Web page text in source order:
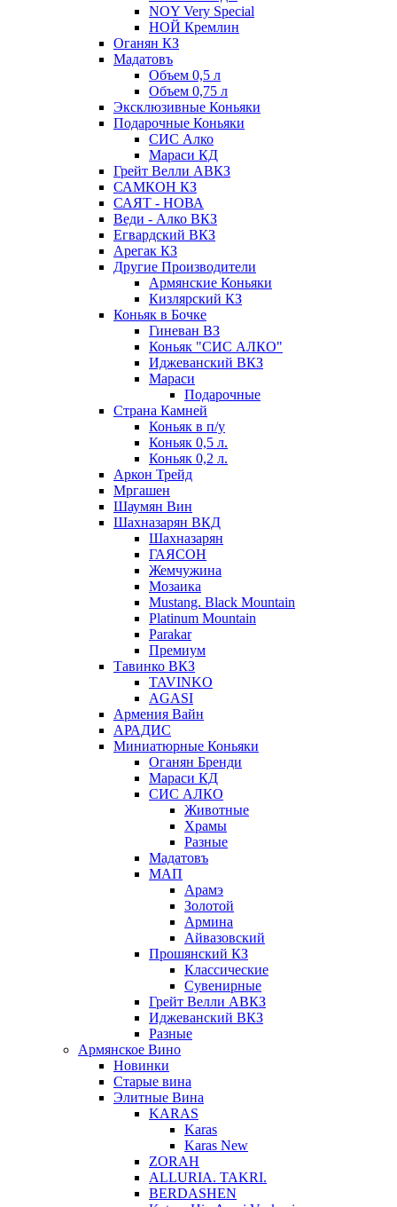
NOY Very Speсial
НОЙ Кремлин
Оганян КЗ
Мадатовъ
Объем 0,5 л
Объем 0,75 л
Эксклюзивные Коньяки
Подарочные Коньяки
СИС Алко
Мараси КД
Грейт Велли АВКЗ
САМКОН КЗ
САЯТ - НОВА
Веди - Алко ВКЗ
Егвардский ВКЗ
Арегак КЗ
Другие Производители
Армянские Коньяки
Кизлярский КЗ
Коньяк в Бочке
Гиневан ВЗ
Коньяк "СИС АЛКО"
Иджеванский ВКЗ
Мараси
Подарочные
Страна Камней
Коньяк в п/у
Коньяк 0,5 л.
Коньяк 0,2 л.
Аркон Трейд
Мргашен
Шаумян Вин
Шахназарян ВКД
Шахназарян
ГАЯСОН
Жемчужина
Мозаика
Mustang. Black Mountain
Platinum Mountain
Parakar
Премиум
Тавинко ВКЗ
TAVINKO
AGASI
Армения Вайн
АРАДИС
Миниатюрные Коньяки
Оганян Бренди
Мараси КД
СИС АЛКО
Животные
Храмы
Разные
Мадатовъ
МАП
Арамэ
Золотой
Армина
Айвазовский
Прошянский КЗ
Классические
Сувенирные
Грейт Велли АВКЗ
Иджеванский ВКЗ
Разные
Армянское Вино
Новинки
Старые вина
Элитные Вина
KARAS
Karas
Karas New
ZORAH
ALLURIA. TAKRI.
BERDASHEN